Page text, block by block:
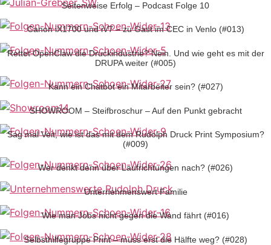
Seitenweise Erfolg – Podcast Folge 10
Canon iX1700 und iV7 – zu Gast im CEC in Venlo (#013)
Rettet OpenClaw die Druckindustrie? Nein. Und wie geht es mit der
DRUPA weiter (#005)
Kann ein Chatbot ein Mitarbeiter sein? (#027)
SHOWROOM – Steifbroschur – Auf den Punkt gebracht
Sag mal Veit, wie ist das mit dem Rudolph Druck Print Symposium?
(#009)
Wer denkt denn über Laufrichtungen nach? (#026)
Unternehmenswert Familie
Wie man Jobs nicht gegen die Wand fährt (#016)
Selbsthilfegruppe Print – muss erst die Hälfte weg? (#028)